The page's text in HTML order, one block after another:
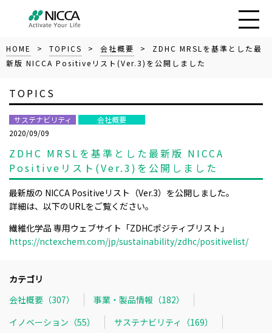
HOME > TOPICS > 会社概要
> ZDHC MRSLを基準とした最
新版 NICCA Positiveリスト(Ver.3)を公開しました
TOPICS
サステナビリティ
会社概要
2020/09/09
ZDHC MRSLを基準とした最新版 NICCA
Positiveリスト(Ver.3)を公開しました
最新版の NICCA Positiveリスト（Ver.3）を公開しました。
詳細は、以下のURLをご覧ください。
繊維化学品 専用ウェブサイト「ZDHCポジティブリスト」
https://nctexchem.com/jp/sustainability/zdhc/positivelist/
カテゴリ
会社概要（307）
事業・製品情報（182）
イノベーション（55）
サステナビリティ（169）